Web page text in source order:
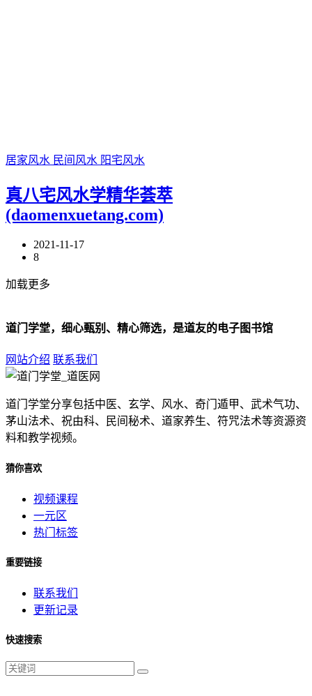
居家风水 民间风水 阳宅风水
真八宅风水学精华荟萃
(daomenxuetang.com)
2021-11-17
8
加载更多
道门学堂，细心甄别、精心筛选，是道友的电子图书馆
网站介绍 联系我们
道门学堂分享包括中医、玄学、风水、奇门遁甲、武术气功、
茅山法术、祝由科、民间秘术、道家养生、符咒法术等资源资
料和教学视频。
猜你喜欢
视频课程
一元区
热门标签
重要链接
联系我们
更新记录
快速搜索